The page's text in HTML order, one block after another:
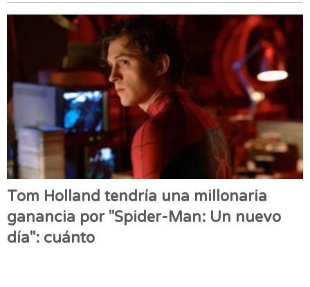
Tom Holland tendría una millonaria
ganancia por "Spider-Man: Un nuevo
día": cuánto